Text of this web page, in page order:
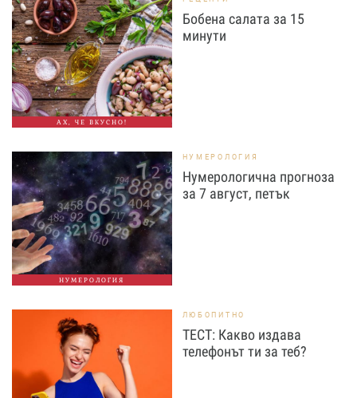
АХ, ЧЕ ВКУСНО!
Бобена салата за 15
минути
НУМЕРОЛОГИЯ
НУМЕРОЛОГИЯ
Нумерологична прогноза
за 7 август, петък
ЛЮБОПИТНО
ТЕСТ: Какво издава
телефонът ти за теб?